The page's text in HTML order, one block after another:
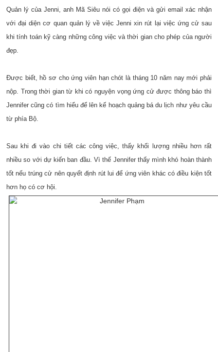
Quản lý của Jenni, anh Mã Siêu nói có gọi điện và gửi email xác nhận
với đại diện cơ quan quản lý về việc Jenni xin rút lại việc ứng cử sau
khi tính toán kỹ càng những công việc và thời gian cho phép của người
đẹp.
Được biết, hồ sơ cho ứng viên hạn chót là tháng 10 năm nay mới phải
nộp. Trong thời gian từ khi có nguyện vọng ứng cử được thông báo thì
Jennifer cũng có tìm hiểu để lên kế hoạch quảng bá du lịch như yêu cầu
từ phía Bộ.
Sau khi đi vào chi tiết các công việc, thấy khối lượng nhiều hơn rất
nhiều so với dự kiến ban đầu. Vì thế Jennifer thấy mình khó hoàn thành
tốt nếu trúng cử nên quyết định rút lui để ứng viên khác có điều kiện tốt
hơn họ có cơ hội.